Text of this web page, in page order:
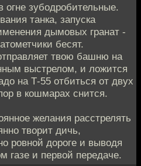
зубодробительные.
танка, запуска
дымовых гранат -
бесят.
твою башню на
выстрелом, и ложится
на Т-55 отбиться от двух
в кошмарах снится.
желания расстрелять
творит дичь,
ровной дороге и выводя
газе и первой передаче.